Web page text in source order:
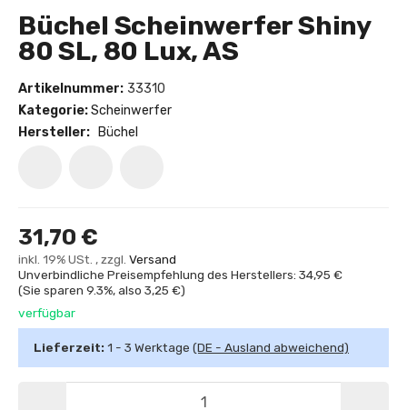
Büchel Scheinwerfer Shiny
80 SL, 80 Lux, AS
Artikelnummer: 33310
Kategorie:Scheinwerfer
Hersteller:
Büchel
31,70 €
inkl. 19% USt. , zzgl. Versand
Unverbindliche Preisempfehlung des Herstellers: 34,95 €
(Sie sparen 9.3%, also 3,25 €)
verfügbar
Lieferzeit: 1 - 3 Werktage (DE - Ausland abweichend)